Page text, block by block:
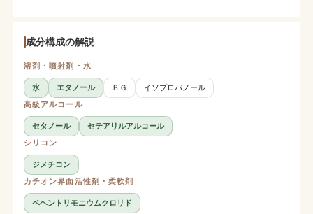
成分構成の解説
溶剤・噴射剤・水
水 エタノール ＢＧ
イソプロパノール
高級アルコール
セタノール
セテアリルアルコール
シリコン
ジメチコン
カチオン界面活性剤・柔軟剤
ベヘントリモニウムクロリド